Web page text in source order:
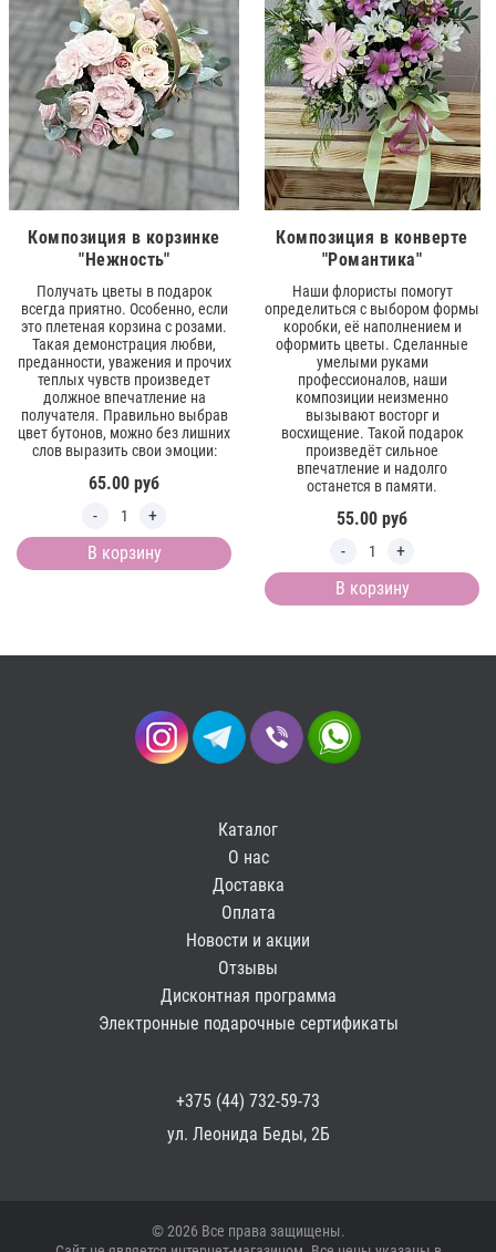
Композиция в корзинке
"Нежность"
Получать цветы в подарок
всегда приятно. Особенно, если
это плетеная корзина с розами.
Такая демонстрация любви,
преданности, уважения и прочих
теплых чувств произведет
должное впечатление на
получателя. Правильно выбрав
цвет бутонов, можно без лишних
слов выразить свои эмоции:
65.00 руб
В корзину
Композиция в конверте
"Романтика"
Наши флористы помогут
определиться с выбором формы
коробки, её наполнением и
оформить цветы. Сделанные
умелыми руками
профессионалов, наши
композиции неизменно
вызывают восторг и
восхищение. Такой подарок
произведёт сильное
впечатление и надолго
останется в памяти.
55.00 руб
В корзину
Каталог
О нас
Доставка
Оплата
Новости и акции
Отзывы
Дисконтная программа
Электронные подарочные сертификаты
+375 (44) 732-59-73
ул. Леонида Беды, 2Б
© 2026 Все права защищены.